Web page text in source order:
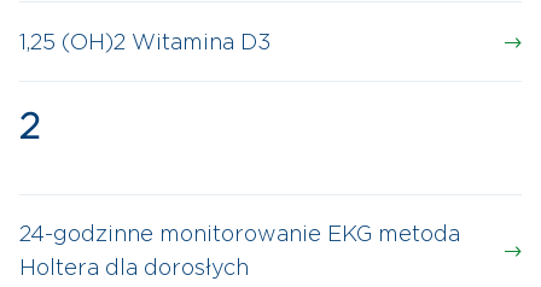
1,25 (OH)2 Witamina D3
2
24-godzinne monitorowanie EKG metoda
Holtera dla dorosłych